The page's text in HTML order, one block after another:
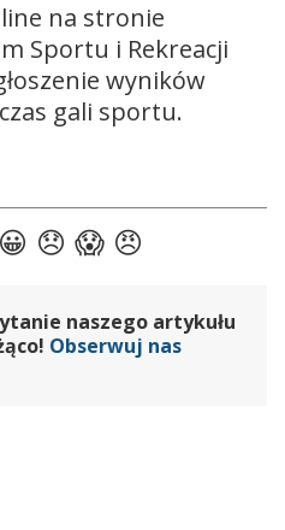
na stronie
Sportu i Rekreacji
wyników
gali sportu.
naszego artykułu
Obserwuj nas